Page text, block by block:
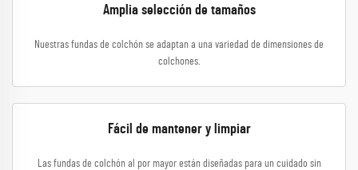
Amplia selección de tamaños
Nuestras fundas de colchón se adaptan a una variedad de dimensiones de
colchones.
Fácil de mantener y limpiar
Las fundas de colchón al por mayor están diseñadas para un cuidado sin